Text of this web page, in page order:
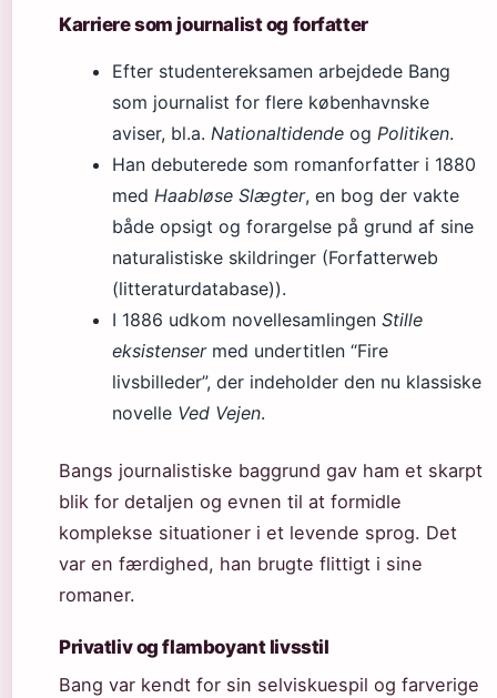
Karriere som journalist og forfatter
Efter studentereksamen arbejdede Bang
som journalist for flere københavnske
aviser, bl.a. Nationaltidende og Politiken.
Han debuterede som romanforfatter i 1880
med Haabløse Slægter, en bog der vakte
både opsigt og forargelse på grund af sine
naturalistiske skildringer (Forfatterweb
(litteraturdatabase)).
I 1886 udkom novellesamlingen Stille
eksistensermed undertitlen “Fire
livsbilleder”, der indeholder den nu klassiske
novelle Ved Vejen.
Bangs journalistiske baggrund gav ham et skarpt
blik for detaljen og evnen til at formidle
komplekse situationer i et levende sprog. Det
var en færdighed, han brugte flittigt i sine
romaner.
Privatliv og flamboyant livsstil
Bang var kendt for sin selviskuespil og farverige